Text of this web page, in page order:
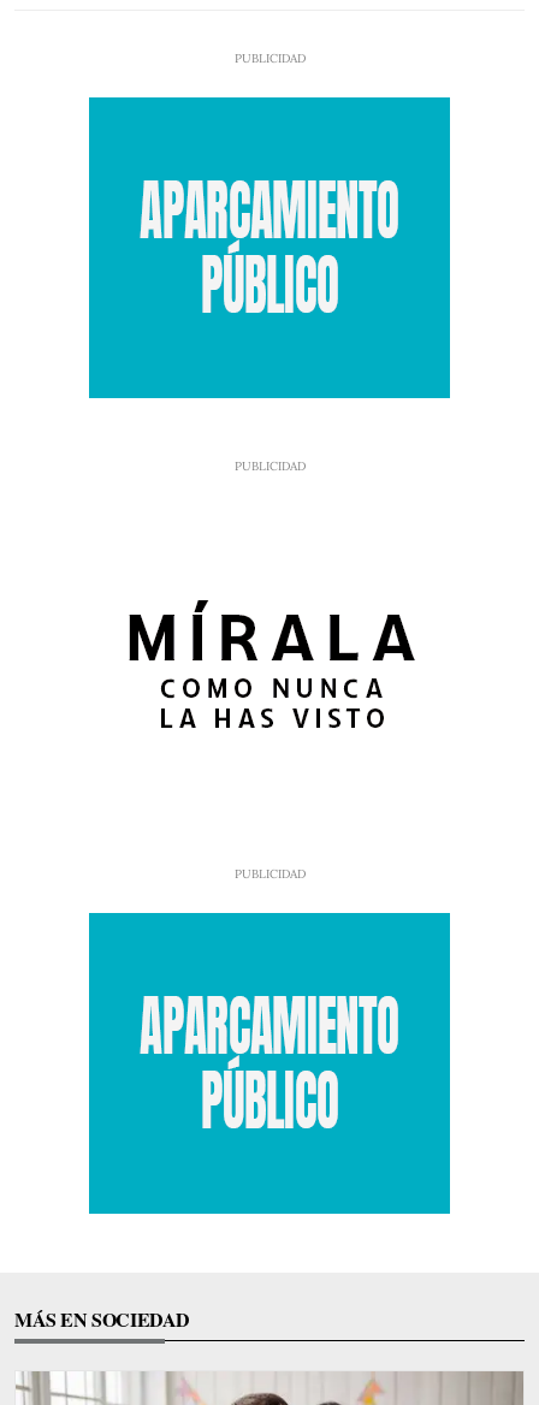
MÁS EN SOCIEDAD